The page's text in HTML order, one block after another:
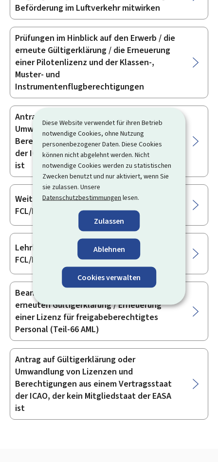
Diese Website verwendet für ihren Betrieb
notwendige Cookies, ohne Nutzung
personenbezogener Daten. Diese Cookies
können nicht abgelehnt werden. Nicht
notwendige Cookies werden zu statistischen
Zwecken benutzt und nur aktiviert, wenn Sie
sie zulassen. Unsere
Datenschutzbestimmungen lesen.
Zulassen
Ablehnen
Cookies verwalten
Beförderung im Luftverkehr mitwirken
Prüfungen im Hinblick auf den Erwerb / die
erneute Gültigerklärung / die Erneuerung
einer Pilotenlizenz und der Klassen-,
Muster- und
Instrumentenflugberechtigungen
Antrag auf Gültigerklärung oder
Umwandlung von Lizenzen und
Berechtigungen aus einem Vertragsstaat
der ICAO, der kein Mitgliedstaat der EASA
ist
Weitere Berechtigungen (EASA Teil-
FCL/BFCL/SFCL)
Lehrberechtigte und Prüfer (EASA Teil-
FCL/BFL/SFCL)
Beantragung einer erstmaligen Erteilung /
erneuten Gültigerklärung / Erneuerung
einer Lizenz für freigabeberechtigtes
Personal (Teil-66 AML)
Antrag auf Gültigerklärung oder
Umwandlung von Lizenzen und
Berechtigungen aus einem Vertragsstaat
der ICAO, der kein Mitgliedstaat der EASA
ist